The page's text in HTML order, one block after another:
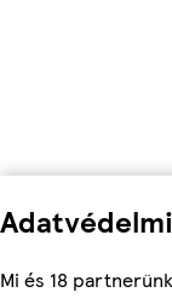
Mi és 18